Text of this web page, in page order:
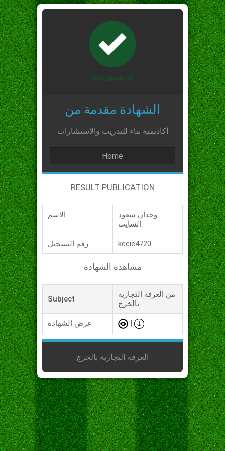
الشهادة مقدمة من
أكاديمية بناء للتدريب والاستشارات
Home
RESULT PUBLICATION
الاسم
وجدان سعود
رقم التسجيل kccie4720
مشاهدة الشهادة
Subject
من الغرفة التجارية
بالخرج
عرض الشهادة
الغرفة التجارية بالخرج